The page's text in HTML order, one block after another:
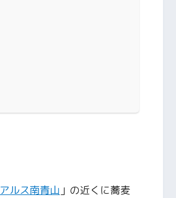
アルス南青山 」の近くに蕎麦